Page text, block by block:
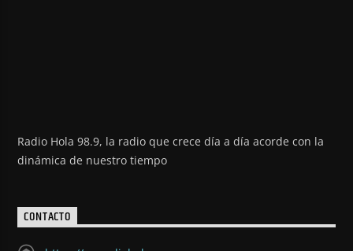
Radio Hola 98.9, la radio que crece día a día acorde con la
dinámica de nuestro tiempo
CONTACTO